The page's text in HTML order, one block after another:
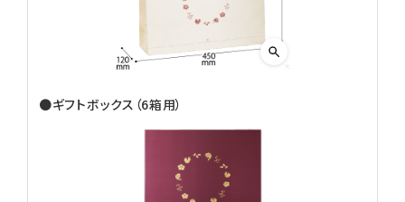
●ギフトボックス（6箱用）